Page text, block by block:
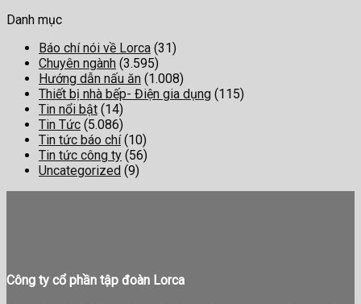
Danh mục
Báo chí nói về Lorca (31)
Chuyên ngành (3.595)
Hướng dẫn nấu ăn (1.008)
Thiết bị nhà bếp- Điện gia dụng (115)
Tin nổi bật (14)
Tin Tức (5.086)
Tin tức báo chí(10)
Tin tức công ty (56)
Uncategorized (9)
Công ty cổ phần tập đoàn Lorca